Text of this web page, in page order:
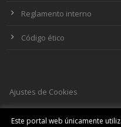
Reglamento interno
Código ético
Ajustes de Cookies
Este portal web únicamente